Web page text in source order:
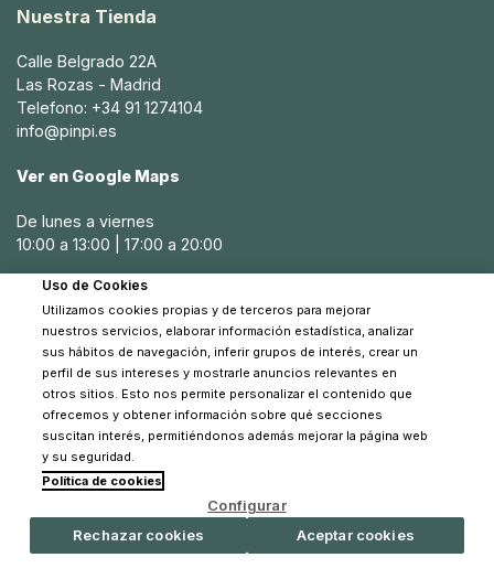
Nuestra Tienda
Calle Belgrado 22A
Las Rozas - Madrid
Telefono: +34 91 1274104
info@pinpi.es
Ver en Google Maps
De lunes a viernes
10:00 a 13:00 | 17:00 a 20:00
Sábados
10:30 a 14:00
© 2026 Pinpi - Todos los derechos reservados
Uso de Cookies
Utilizamos cookies propias y de terceros para mejorar
nuestros servicios, elaborar información estadística, analizar
sus hábitos de navegación, inferir grupos de interés, crear un
perfil de sus intereses y mostrarle anuncios relevantes en
otros sitios. Esto nos permite personalizar el contenido que
ofrecemos y obtener información sobre qué secciones
suscitan interés, permitiéndonos además mejorar la página web
y su seguridad.
Política de cookies
Configurar
Rechazar cookies
Aceptar cookies